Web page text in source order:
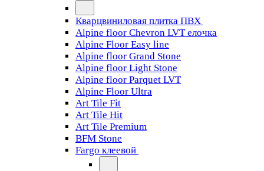
Кварцвиниловая плитка ПВХ
Alpine floor Chevron LVT елочка
Alpine Floor Easy line
Alpine floor Grand Stone
Alpine floor Light Stone
Alpine floor Parquet LVT
Alpine Floor Ultra
Art Tile Fit
Art Tile Hit
Art Tile Premium
BFM Stone
Fargo клеевой